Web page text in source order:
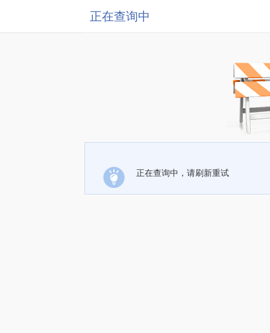
正在查询中
正在查询中，请刷新重试